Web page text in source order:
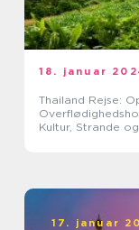
18. januar
Thailand Rejse:
Kultur, Strande og
17. januar